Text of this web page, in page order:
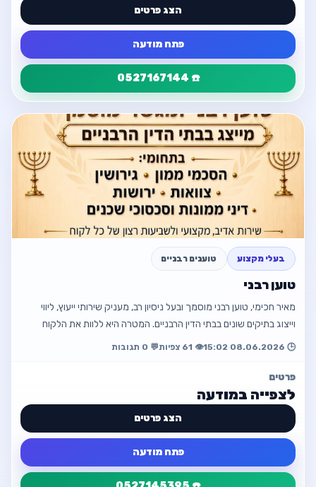
הצג פרטים
פתח מודעה
☎️ 0527167144
פרטי המודעה
מעצבת קירות אומנותית
חזור
📍 בני ברק
☎️ 0527167144
📧 talyah2502@gmail.com
פתח מודעה
חזור למודעה
בעלי מקצוע טוענים רבניים
טוען רבני
מאיר חכימי, טוען רבני מוסמך ובעל ניסיון רב, מעניק שירותי ייעוץ, ליווי
וייצוג בתיקים שונים בבתי הדין הרבניים. המטרה היא ללוות את הלקוח
בתקופה הרגי…
🕒 08.06.2026 15:02 👁️ 61 צפיות 💬 0 תגובות
פרטים
לצפייה במודעה
הצג פרטים
פתח מודעה